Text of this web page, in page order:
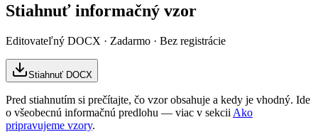
Stiahnuť informačný vzor
Editovateľný DOCX · Zadarmo · Bez registrácie
Stiahnuť DOCX
Pred stiahnutím si prečítajte, čo vzor obsahuje a kedy je vhodný. Ide
o všeobecnú informačnú predlohu — viac v sekcii Ako
pripravujeme vzory.